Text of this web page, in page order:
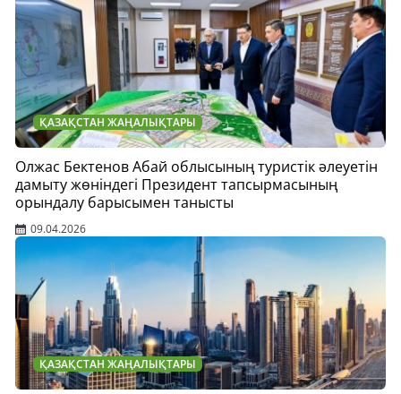
ҚАЗАҚСТАН ЖАҢАЛЫҚТАРЫ
Олжас Бектенов Абай облысының туристік әлеуетін
дамыту жөніндегі Президент тапсырмасының
орындалу барысымен танысты
09.04.2026
ҚАЗАҚСТАН ЖАҢАЛЫҚТАРЫ